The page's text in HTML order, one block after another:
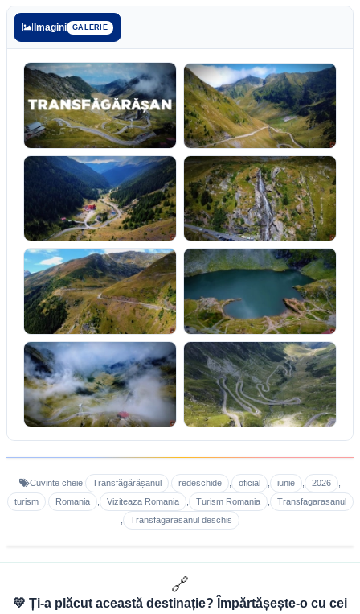
Imagini GALERIE
Cuvinte cheie: Transfăgărășanul , redeschide , oficial , iunie , 2026
,
turism
, Romania , Viziteaza Romania , Turism Romania ,
Transfagarasanul
,
Transfagarasanul deschis
🔗
💛 Ți-a plăcut această destinație? Împărtășește-o cu cei